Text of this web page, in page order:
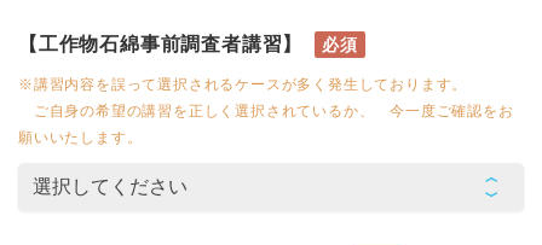
【工作物石綿事前調査者講習】 必須
※講習内容を誤って選択されるケースが多く発生しております。
ご自身の希望の講習を正しく選択されているか、 今一度ご確認をお
願いいたします。